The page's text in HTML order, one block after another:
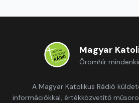
Magyar
Örömhír
A Magyar Katolikus Rádió
információkkal, értékközvetítő